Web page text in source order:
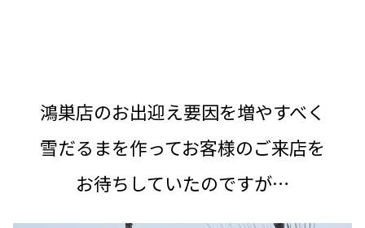
鴻巣店のお出迎え要因を増やすべく
雪だるまを作ってお客様のご来店を
お待ちしていたのですが…